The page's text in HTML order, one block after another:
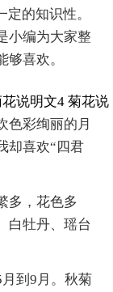
的知识性。
小编为大家整
喜欢。
色彩绚丽的月
却喜欢“四君
多，花色多
白牡丹、瑶台
到9月。秋菊
说明文4 菊花说